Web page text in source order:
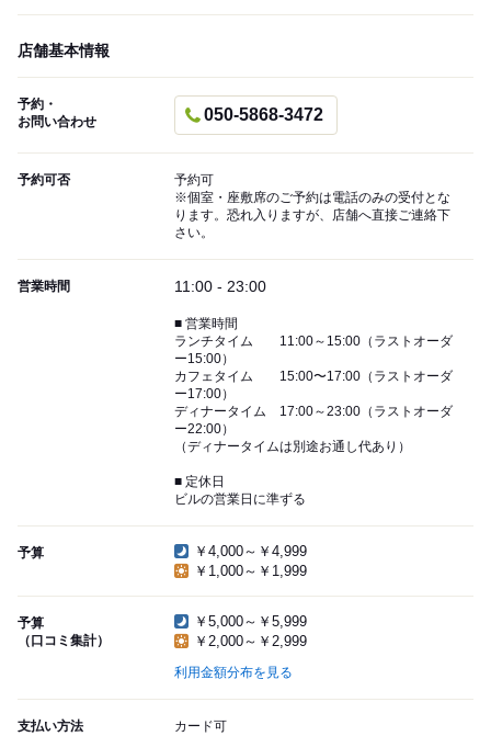
店舗基本情報
予約・
お問い合わせ
050-5868-3472
予約可否
予約可
※個室・座敷席のご予約は電話のみの受付とな
ります。恐れ入りますが、店舗へ直接ご連絡下
さい。
営業時間 11:00 - 23:00
■ 営業時間
ランチタイム 11:00～15:00（ラストオーダ
ー15:00）
カフェタイム 15:00〜17:00（ラストオーダ
ー17:00）
ディナータイム 17:00～23:00（ラストオーダ
ー22:00）
（ディナータイムは別途お通し代あり）
■ 定休日
ビルの営業日に準ずる
予算
￥4,000～￥4,999
￥1,000～￥1,999
予算
（口コミ集計）
￥5,000～￥5,999
￥2,000～￥2,999
利用金額分布を見る
支払い方法
カード可